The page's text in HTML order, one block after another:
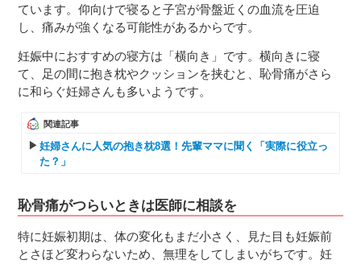
ています。仰向けで寝ると子宮が骨盤近くの血流を圧迫
し、痛みが強くなる可能性があるからです。
妊娠中におすすめの寝方は「横向き」です。横向きに寝
て、足の間に抱き枕やクッションを挟むと、恥骨痛がさら
に和らぐ妊婦さんも多いようです。
関連記事
妊婦さんに人気の抱き枕8選！先輩ママに聞く「実際に役立っ
た？」
恥骨痛がつらいときは医師に相談を
特に妊娠初期は、体の変化もまだ小さく、見た目も妊娠前
とさほど変わらないため、無理をしてしまいがちです。妊